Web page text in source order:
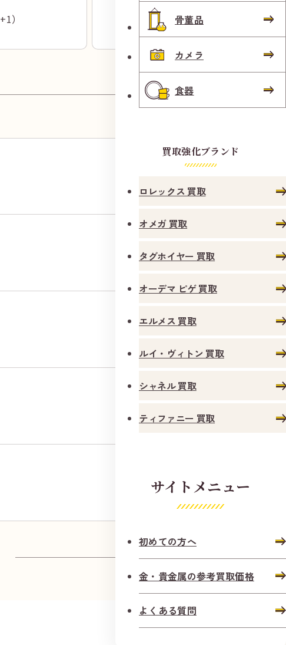
そのまま250ｍほど直進するとヨークマート鴨
宮店さんがあります。
+1） （前日比-36
9,572円
13,466円
骨董品
カメラ
食器
買取強化ブランド
ロレックス 買取
オメガ 買取
タグホイヤー 買取
オーデマ ピゲ 買取
エルメス 買取
ルイ・ヴィトン 買取
シャネル 買取
ティファニー 買取
サイトメニュー
初めての方へ
金・貴金属の参考買取価格
よくある質問